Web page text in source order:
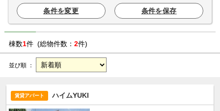
条件を変更 条件を保存
棟数1件 (総物件数： 2件)
並び順 ：
賃貸アパート ハイムYUKI